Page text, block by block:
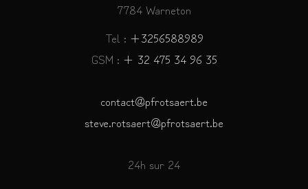
7784 Warneton
Tel : +3256588989
GSM : + 32 475 34 96 35
contact@pfrotsaert.be
steve.rotsaert@pfrotsaert.be
24h sur 24